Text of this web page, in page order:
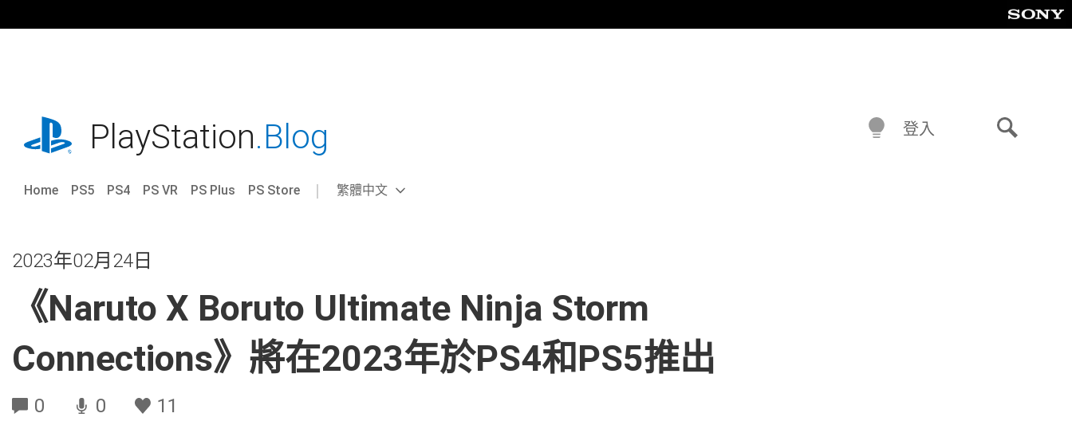
往
playstation.comPlayStation.Blog
Home PS5 PS4 PS VR PS Plus PS Store
Select
Current
繁體中文
登入
2023年02月24日
《Naruto X Boruto Ultimate Ninja Storm
Connections》將在2023年於PS4和PS5推出
0 0 11